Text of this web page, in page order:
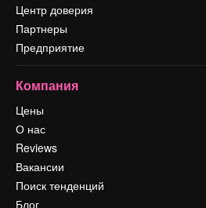
Центр доверия
Партнеры
Предприятие
Компания
Цены
О нас
Reviews
Вакансии
Поиск тенденций
Блог